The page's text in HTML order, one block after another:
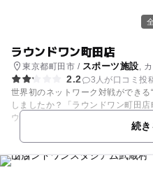
ラウンドワン町田店
東京都町田市 / スポーツ施設 ,
2.2
3人が口コミ投
世界初のネットワーク対戦ができ
しましたか？「ラウンドワン町田
ウンドワンのボウラーと対戦がで
ステムです。さぁ、次のぼうりん
ミューズメント、ビリヤード、ダ
もご用意。ストレス解消や健康づ
続